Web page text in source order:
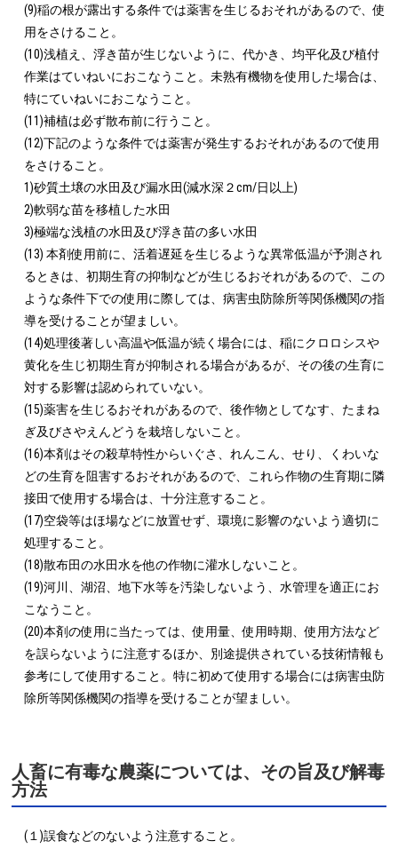
(9)稲の根が露出する条件では薬害を生じるおそれがあるので、使
用をさけること。
(10)浅植え、浮き苗が生じないように、代かき、均平化及び植付
作業はていねいにおこなうこと。未熟有機物を使用した場合は、
特にていねいにおこなうこと。
(11)補植は必ず散布前に行うこと。
(12)下記のような条件では薬害が発生するおそれがあるので使用
をさけること。
1)砂質土壌の水田及び漏水田(減水深２cm/日以上)
2)軟弱な苗を移植した水田
3)極端な浅植の水田及び浮き苗の多い水田
(13) 本剤使用前に、活着遅延を生じるような異常低温が予測され
るときは、初期生育の抑制などが生じるおそれがあるので、この
ような条件下での使用に際しては、病害虫防除所等関係機関の指
導を受けることが望ましい。
(14)処理後著しい高温や低温が続く場合には、稲にクロロシスや
黄化を生じ初期生育が抑制される場合があるが、その後の生育に
対する影響は認められていない。
(15)薬害を生じるおそれがあるので、後作物としてなす、たまね
ぎ及びさやえんどうを栽培しないこと。
(16)本剤はその殺草特性からいぐさ、れんこん、せり、くわいな
どの生育を阻害するおそれがあるので、これら作物の生育期に隣
接田で使用する場合は、十分注意すること。
(17)空袋等はほ場などに放置せず、環境に影響のないよう適切に
処理すること。
(18)散布田の水田水を他の作物に灌水しないこと。
(19)河川、湖沼、地下水等を汚染しないよう、水管理を適正にお
こなうこと。
(20)本剤の使用に当たっては、使用量、使用時期、使用方法など
を誤らないように注意するほか、別途提供されている技術情報も
参考にして使用すること。特に初めて使用する場合には病害虫防
除所等関係機関の指導を受けることが望ましい。
人畜に有毒な農薬については、その旨及び解毒
方法
(１)誤食などのないよう注意すること。